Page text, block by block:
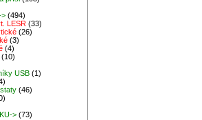
> (494)
LESR (33)
(26)
(3)
(4)
(10)
USB (1)
(46)
> (73)